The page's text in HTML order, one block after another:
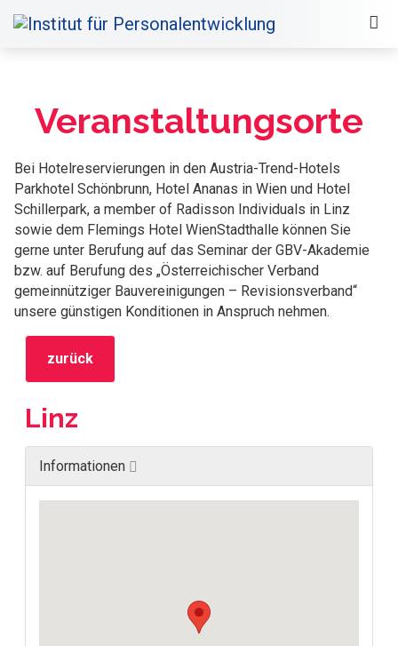
Veranstaltungsorte
Bei Hotelreservierungen in den Austria-Trend-Hotels
Parkhotel Schönbrunn, Hotel Ananas in Wien und Hotel
Schillerpark, a member of Radisson Individuals in Linz
sowie dem Flemings Hotel WienStadthalle können Sie
gerne unter Berufung auf das Seminar der GBV-Akademie
bzw. auf Berufung des „Österreichischer Verband
gemeinnütziger Bauvereinigungen – Revisionsverband“
unsere günstigen Konditionen in Anspruch nehmen.
zurück
Linz
Informationen